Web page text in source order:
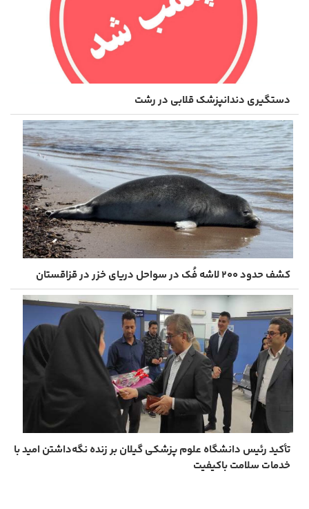
دستگیری دندانپزشک قلابی در رشت
کشف حدود ۲۰۰ لاشه فُک در سواحل دریای خزر در قزاقستان
تأکید رئیس دانشگاه علوم پزشکی گیلان بر زنده نگه‌داشتن امید با
خدمات سلامت باکیفیت